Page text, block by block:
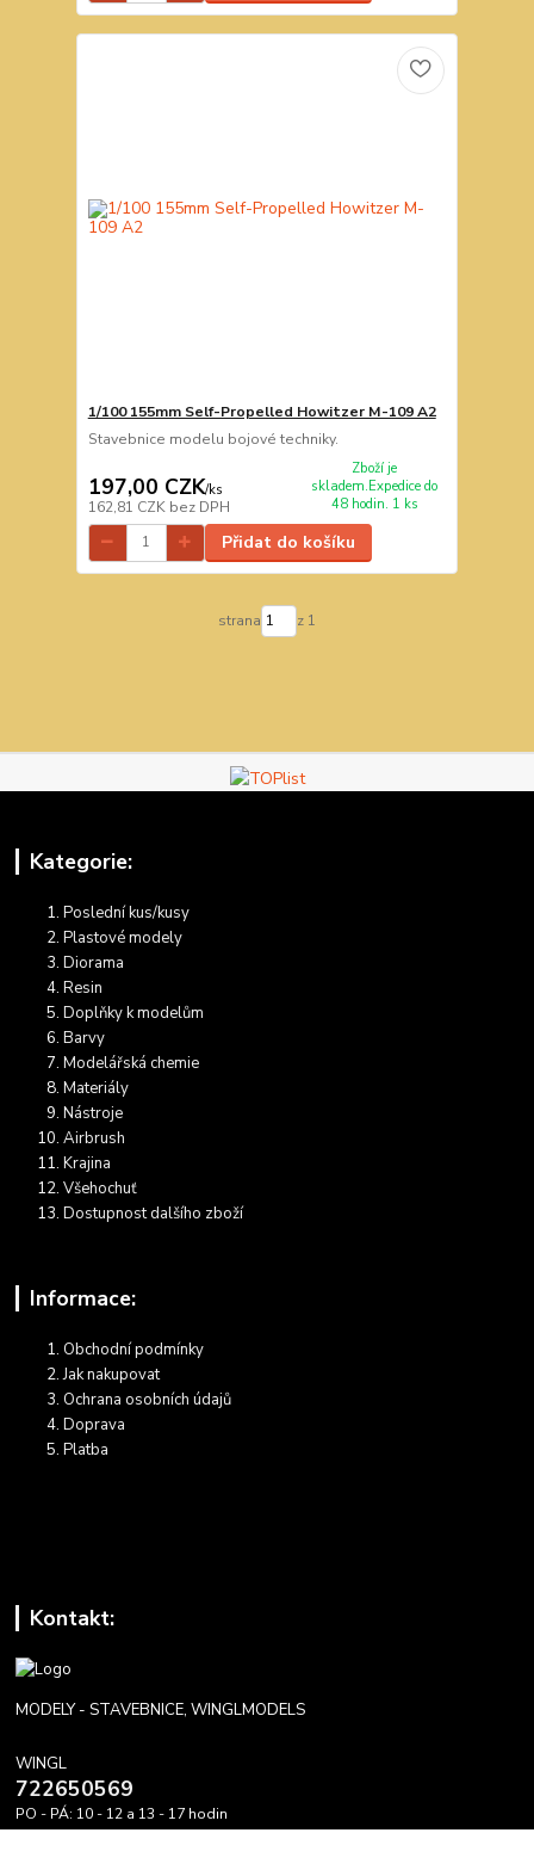
1/100 155mm Self-Propelled Howitzer M-109 A2
Stavebnice modelu bojové techniky.
197,00 CZK/ks
162,81 CZK bez DPH
Zboží je
skladem.Expedice do
48 hodin. 1 ks
Přidat do košíku
strana z 1
Kategorie:
Poslední kus/kusy
Plastové modely
Diorama
Resin
Doplňky k modelům
Barvy
Modelářská chemie
Materiály
Nástroje
Airbrush
Krajina
Všehochuť
Dostupnost dalšího zboží
Informace:
Obchodní podmínky
Jak nakupovat
Ochrana osobních údajů
Doprava
Platba
Kontakt:
MODELY - STAVEBNICE, WINGLMODELS
WINGL
722650569
PO - PÁ: 10 - 12 a 13 - 17 hodin